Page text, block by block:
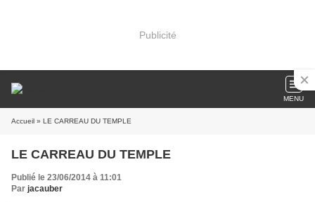
Publicité
MENU
Accueil » LE CARREAU DU TEMPLE
LE CARREAU DU TEMPLE
Publié le 23/06/2014 à 11:01
Par jacauber